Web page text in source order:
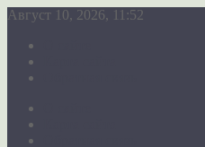
Август 10, 2026, 11:52